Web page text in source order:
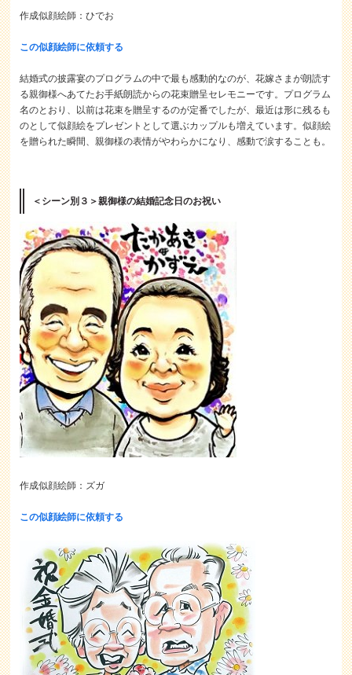
作成似顔絵師：ひでお
この似顔絵師に依頼する
結婚式の披露宴のプログラムの中で最も感動的なのが、花嫁さまが朗読す
る親御様へあてたお手紙朗読からの花束贈呈セレモニーです。プログラム
名のとおり、以前は花束を贈呈するのが定番でしたが、最近は形に残るも
のとして似顔絵をプレゼントとして選ぶカップルも増えています。似顔絵
を贈られた瞬間、親御様の表情がやわらかになり、感動で涙することも。
＜シーン別３＞親御様の結婚記念日のお祝い
作成似顔絵師：ズガ
この似顔絵師に依頼する